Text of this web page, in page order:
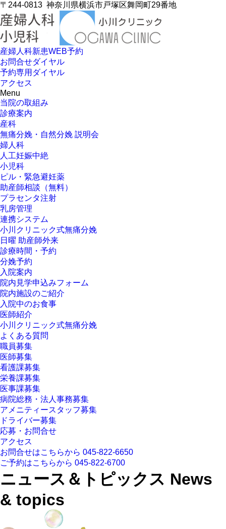
〒244-0813 神奈川県横浜市戸塚区舞岡町29番地
産婦人科新患WEB予約
お問合せダイヤル
予約専用ダイヤル
アクセス
Menu
当院の取組み
診療案内
産科
無痛分娩・自然分娩 説明会
婦人科
人工妊娠中絶
小児科
ピル・緊急避妊薬
助産師相談（無料）
プラセンタ注射
乳房管理
連携システム
小川クリニック式無痛分娩
日曜 助産師外来
診療時間・予約
分娩予約
入院案内
院内見学申込みフォーム
院内施設のご紹介
入院中のお食事
医師紹介
小川クリニック式無痛分娩
よくある質問
職員募集
医師募集
看護課募集
栄養課募集
医事課募集
病院総務・法人事務募集
アメニティースタッフ募集
ドライバー募集
応募・お問合せ
アクセス
お問合せはこちらから 045-822-6650
ご予約はこちらから 045-822-6700
ニュース＆トピックス News
& topics